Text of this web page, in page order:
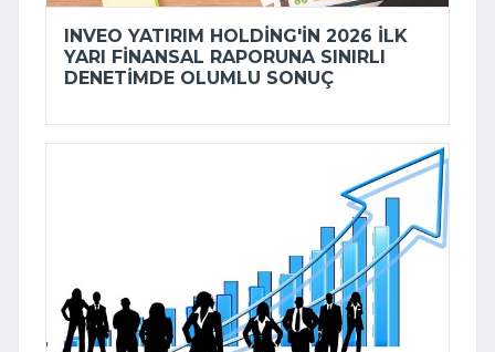
INVEO YATIRIM HOLDING'IN 2026 ILK
YARI FINANSAL RAPORUNA SINIRLI
DENETIMDE OLUMLU SONUÇ